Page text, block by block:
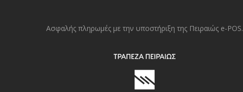
Ασφαλής πληρωμές με την υποστήριξη της Πειραιώς e-POS.